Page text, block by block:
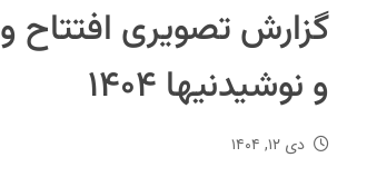
گزارش تصویری افتتاح
و نوشیدنیها ۱۴۰۴
دی ۱۲, ۱۴۰۴